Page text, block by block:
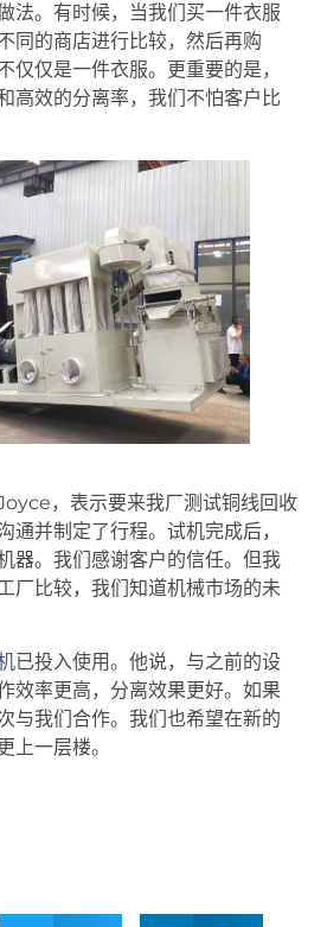
法。有时候，当我们买一件衣服
同的商店进行比较，然后再购
仅仅是一件衣服。更重要的是，
高效的分离率，我们不怕客户比
，表示要来我厂测试铜线回收
通并制定了行程。试机完成后，
器。我们感谢客户的信任。但我
厂比较，我们知道机械市场的未
已投入使用。他说，与之前的设
效率更高，分离效果更好。如果
与我们合作。我们也希望在新的
上一层楼。